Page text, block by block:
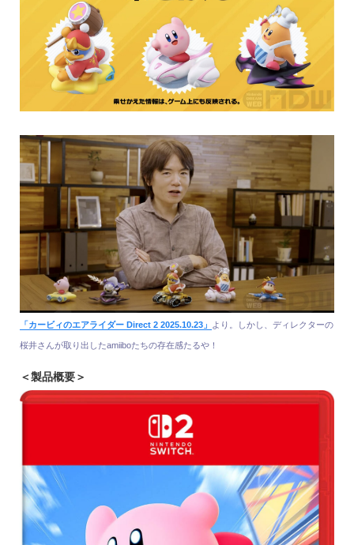
「カービィのエアライダー Direct 2 2025.10.23」 より。しかし、ディレクターの
桜井さんが取り出したamiiboたちの存在感たるや！
＜製品概要＞